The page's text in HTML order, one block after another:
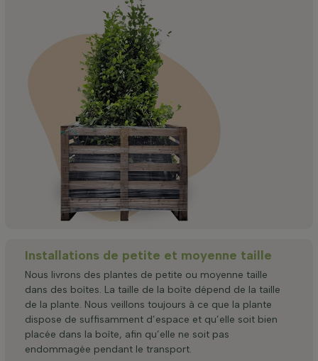
Installations de petite et moyenne taille
Nous livrons des plantes de petite ou moyenne taille
dans des boîtes. La taille de la boîte dépend de la taille
de la plante. Nous veillons toujours à ce que la plante
dispose de suffisamment d’espace et qu’elle soit bien
placée dans la boîte, afin qu’elle ne soit pas
endommagée pendant le transport.